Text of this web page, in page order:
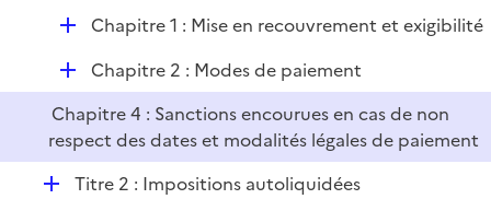
p
l
i
e
r
D
i
e
r
Chapitre 1 : Mise en recouvrement et exigibilité
D
é
p
l
i
Chapitre 2 : Modes de paiement
Chapitre 4 : Sanctions encourues en cas de non
respect des dates et modalités légales de paiement
DTitre 2 : Impositions autoliquidées